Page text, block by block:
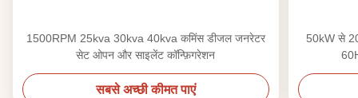
1500RPM 25kva 30kva 40kva कमिंस डीजल जनरेटर
सेट ओपन और साइलेंट कॉन्फ़िगरेशन
सबसे अच्छी कीमत पाएं
50kW से